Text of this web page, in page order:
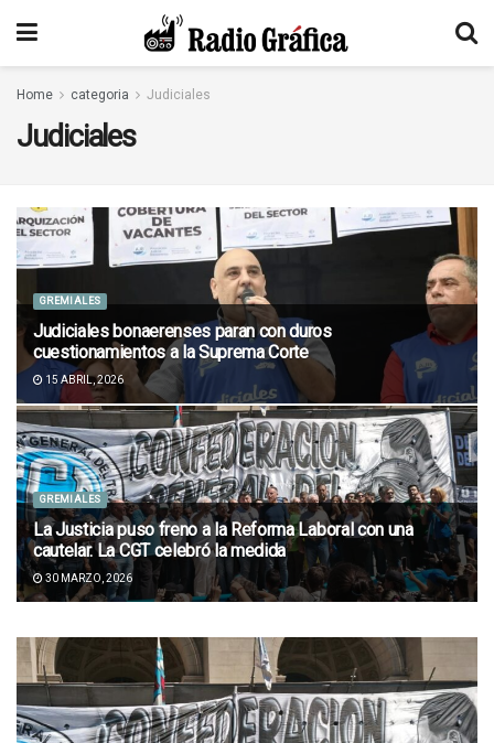
Home categoria Judiciales
Judiciales
GREMIALES
Judiciales bonaerenses paran con duros
cuestionamientos a la Suprema Corte
15 ABRIL, 2026
GREMIALES
La Justicia puso freno a la Reforma Laboral con una
cautelar. La CGT celebró la medida
30 MARZO, 2026